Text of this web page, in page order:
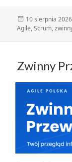
Data
publikacji
10 sierpnia 2026
Agile,Scrum,
Zwinny